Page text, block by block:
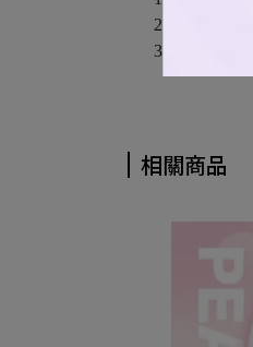
貨運配送
相關商品